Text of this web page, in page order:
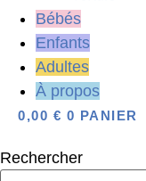
Bébés
Enfants
Adultes
À propos
0,00 € 0 PANIER
Rechercher